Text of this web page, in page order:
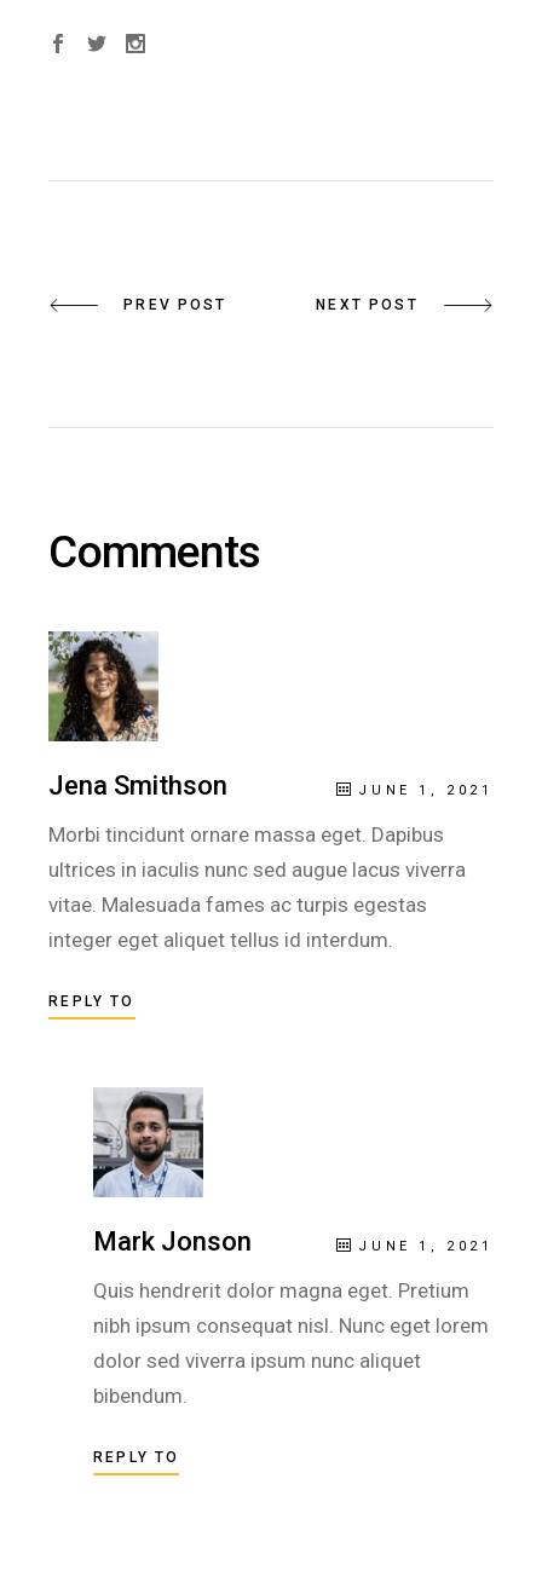
PREV POST NEXT POST
Comments
Jena Smithson JUNE 1, 2021
Morbi tincidunt ornare massa eget. Dapibus
ultrices in iaculis nunc sed augue lacus viverra
vitae. Malesuada fames ac turpis egestas
integer eget aliquet tellus id interdum.
REPLY TO
Mark Jonson JUNE 1, 2021
Quis hendrerit dolor magna eget. Pretium
nibh ipsum consequat nisl. Nunc eget lorem
dolor sed viverra ipsum nunc aliquet
bibendum.
REPLY TO